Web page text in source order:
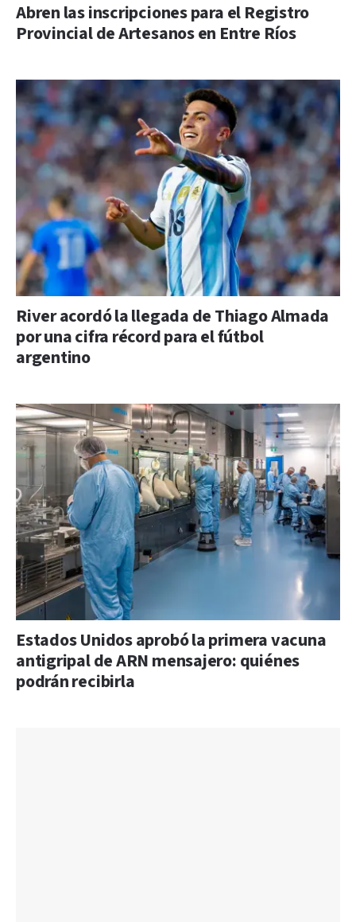
Abren las inscripciones para el Registro
Provincial de Artesanos en Entre Ríos
River acordó la llegada de Thiago Almada
por una cifra récord para el fútbol
argentino
Estados Unidos aprobó la primera vacuna
antigripal de ARN mensajero: quiénes
podrán recibirla